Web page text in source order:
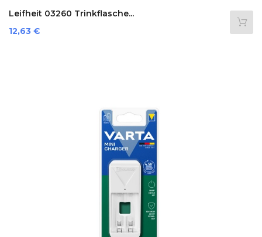
Leifheit 03260 Trinkflasche...
Preis
12,63 €